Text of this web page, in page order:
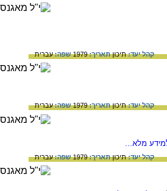
קהל יעד:תיכוןתאריך:1979 שפה:עברית
קהל יעד:תיכוןתאריך:1979 שפה:עברית
מלא...
קהל יעד:תיכוןתאריך:1979 שפה:עברית